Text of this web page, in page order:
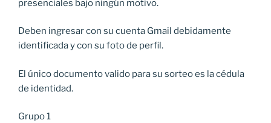
presenciales bajo ningún motivo.
Deben ingresar con su cuenta Gmail debidamente
identificada y con su foto de perfil.
El único documento valido para su sorteo es la cédula
de identidad.
Grupo 1